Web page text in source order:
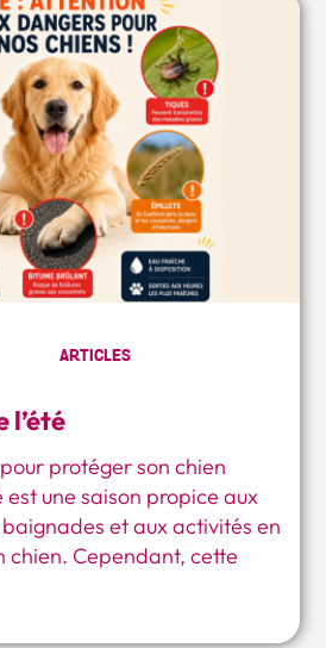
l’été
protéger son chien
est une saison propice aux
et aux activités en
chien. Cependant, cette
ARTICLES